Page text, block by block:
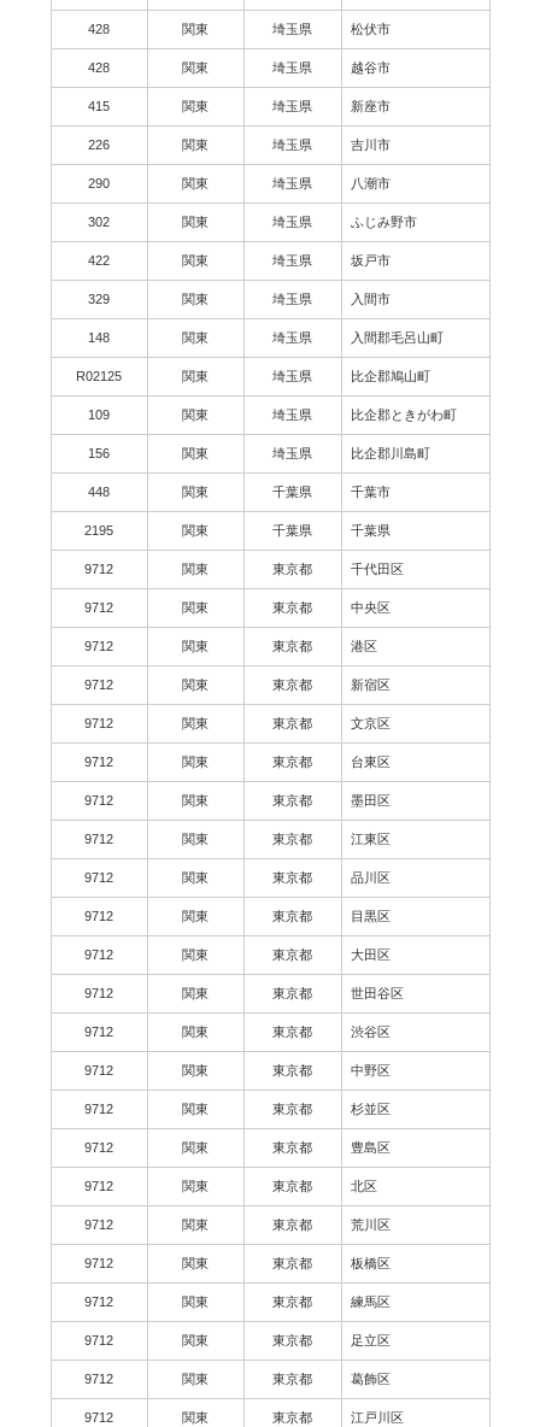
428 関東 埼玉県 松伏市
428 関東 埼玉県 越谷市
415 関東 埼玉県 新座市
226 関東 埼玉県 吉川市
290 関東 埼玉県 八潮市
302 関東 埼玉県 ふじみ野市
422 関東 埼玉県 坂戸市
329 関東 埼玉県 入間市
148 関東 埼玉県 入間郡毛呂山町
R02125 関東 埼玉県 比企郡鳩山町
109 関東 埼玉県 比企郡ときがわ町
156 関東 埼玉県 比企郡川島町
448 関東 千葉県 千葉市
2195 関東 千葉県 千葉県
9712 関東 東京都 千代田区
9712 関東 東京都 中央区
9712 関東 東京都 港区
9712 関東 東京都 新宿区
9712 関東 東京都 文京区
9712 関東 東京都 台東区
9712 関東 東京都 墨田区
9712 関東 東京都 江東区
9712 関東 東京都 品川区
9712 関東 東京都 目黒区
9712 関東 東京都 大田区
9712 関東 東京都 世田谷区
9712 関東 東京都 渋谷区
9712 関東 東京都 中野区
9712 関東 東京都 杉並区
9712 関東 東京都 豊島区
9712 関東 東京都 北区
9712 関東 東京都 荒川区
9712 関東 東京都 板橋区
9712 関東 東京都 練馬区
9712 関東 東京都 足立区
9712 関東 東京都 葛飾区
9712 関東 東京都 江戸川区